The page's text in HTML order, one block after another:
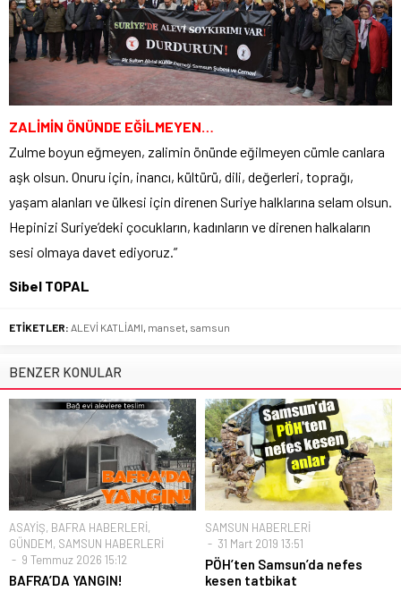
ZALİMİN ÖNÜNDE EĞİLMEYEN…
Zulme boyun eğmeyen, zalimin önünde eğilmeyen cümle canlara
aşk olsun. Onuru için, inancı, kültürü, dili, değerleri, toprağı,
yaşam alanları ve ülkesi için direnen Suriye halklarına selam olsun.
Hepinizi Suriye’deki çocukların, kadınların ve direnen halkaların
sesi olmaya davet ediyoruz.”
Sibel TOPAL
ETİKETLER: ALEVİ KATLİAMI manset samsun
BENZER KONULAR
ASAYİŞ, BAFRA HABERLERİ,
GÜNDEM, SAMSUN HABERLERİ
9 Temmuz 2026 15:12
BAFRA’DA YANGIN!
SAMSUN HABERLERİ
31 Mart 2019 13:51
PÖH’ten Samsun’da nefes
kesen tatbikat